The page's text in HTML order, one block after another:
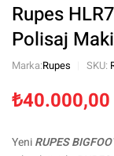
Rupes
Polisaj
Marka:Rupes SKU:
₺40.000,00
YeniRUPES